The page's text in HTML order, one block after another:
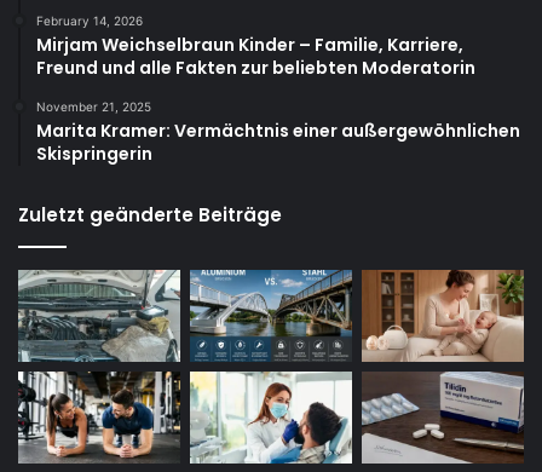
February 14, 2026
Mirjam Weichselbraun Kinder – Familie, Karriere,
Freund und alle Fakten zur beliebten Moderatorin
November 21, 2025
Marita Kramer: Vermächtnis einer außergewöhnlichen
Skispringerin
Zuletzt geänderte Beiträge